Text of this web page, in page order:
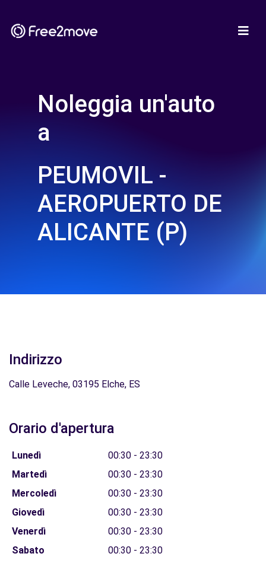
Noleggia un'auto
a
PEUMOVIL -
AEROPUERTO DE
ALICANTE (P)
Indirizzo
Calle Leveche, 03195 Elche, ES
Orario d'apertura
Lunedì
00:30 - 23:30
Martedì
00:30 - 23:30
Mercoledì
00:30 - 23:30
Giovedì
00:30 - 23:30
Venerdì
00:30 - 23:30
Sabato
00:30 - 23:30